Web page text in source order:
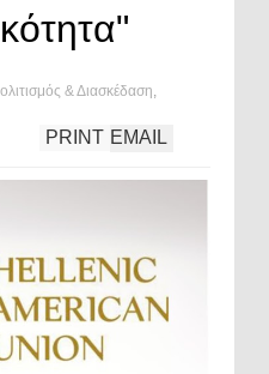
& Διασκέδαση,
EMAIL
PRINT